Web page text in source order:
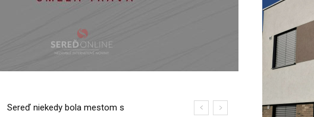
Sereď niekedy bola mestom s
Pri venčení na Jesenského ulici mal